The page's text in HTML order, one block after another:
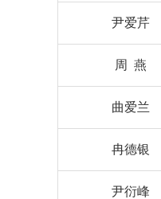
尹爱芹
周 燕
曲爱兰
冉德银
尹衍峰